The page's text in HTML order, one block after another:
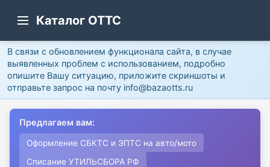
Каталог ОТТС
В связи с обновлением функционала сайта, в случае
выявленных проблем с использованием, подробно
опишите Вашу ситуацию, приложите скриншоты и
отправьте запрос на почту info@bazaotts.ru
Предлагаем вам:
Оформление СБКТС и ЭПТС на авто/мото
Списание УТИЛЬСБОРА РФ